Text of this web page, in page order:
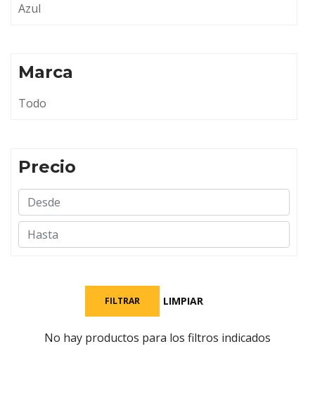
Azul
Marca
Todo
Precio
FILTRAR LIMPIAR
No hay productos para los filtros indicados